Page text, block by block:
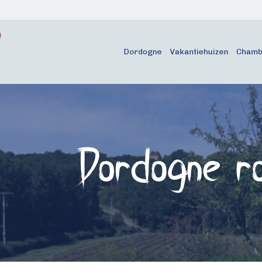
Dordogne Vakantiehuizen
Dordogne